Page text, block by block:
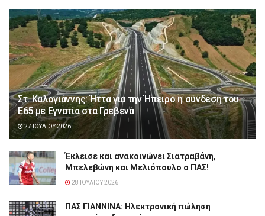
Στ. Καλογιάννης: Ήττα για την Ήπειρο η σύνδεση του
Ε65 με Εγνατία στα Γρεβενά
27 ΙΟΥΛΊΟΥ 2026
Έκλεισε και ανακοινώνει Σιατραβάνη,
Μπελεβώνη και Μελιόπουλο ο ΠΑΣ!
28 ΙΟΥΛΊΟΥ 2026
ΠΑΣ ΓΙΑΝΝΙΝΑ: Hλεκτρονική πώληση